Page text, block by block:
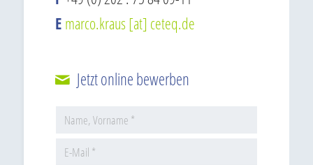
E marco.kraus [at] ceteq.de
Jetzt online bewerben